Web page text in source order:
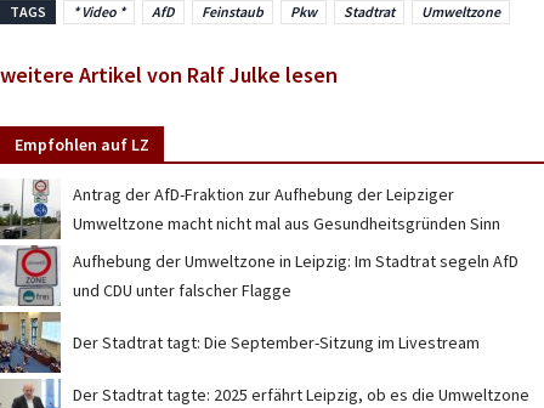
TAGS * Video * AfD Feinstaub Pkw Stadtrat Umweltzone
weitere Artikel von Ralf Julke lesen
Empfohlen auf LZ
Antrag der AfD-Fraktion zur Aufhebung der Leipziger
Umweltzone macht nicht mal aus Gesundheitsgründen Sinn
Aufhebung der Umweltzone in Leipzig: Im Stadtrat segeln AfD
und CDU unter falscher Flagge
Der Stadtrat tagt: Die September-Sitzung im Livestream
Der Stadtrat tagte: 2025 erfährt Leipzig, ob es die Umweltzone